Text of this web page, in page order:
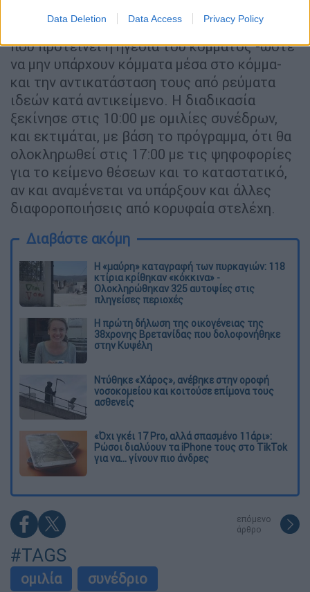
Data Deletion Data Access Privacy Policy
Χαμηλής έντασης
υπάρχει γύρω
από το θέμα της κατάργησης των τάσεων
που προτείνει η ηγεσία του κόμματος -ώστε
να μην υπάρχουν κόμματα μέσα στο κόμμα-
και την αντικατάσταση τους από ρεύματα
ιδεών κατά αντικείμενο. Η διαδικασία
ξεκίνησε στις 10:00 με ομιλίες συνέδρων,
και εκτιμάται, με βάση το πρόγραμμα, ότι θα
ολοκληρωθεί στις 17:00 με τις ψηφοφορίες
για το κείμενο θέσεων και το καταστατικό,
αν και αναμένεται να υπάρξουν και άλλες
διαφοροποιήσεις από κορυφαία στελέχη.
Διαβάστε ακόμη
Η «μαύρη» καταγραφή των πυρκαγιών: 118
κτίρια κρίθηκαν «κόκκινα» -
Ολοκληρώθηκαν 325 αυτοψίες στις
πληγείσες περιοχές
Η πρώτη δήλωση της οικογένειας της
38χρονης Βρετανίδας που δολοφονήθηκε
στην Κυψέλη
Ντύθηκε «Χάρος», ανέβηκε στην οροφή
νοσοκομείου και κοιτούσε επίμονα τους
ασθενείς
«Όχι γκέι 17 Pro, αλλά σπασμένο 11άρι»:
Ρώσοι διαλύουν τα iPhone τους στο TikTok
για να... γίνουν πιο άνδρες
επόμενο
άρθρο
#TAGS
ομιλία
συνέδριο